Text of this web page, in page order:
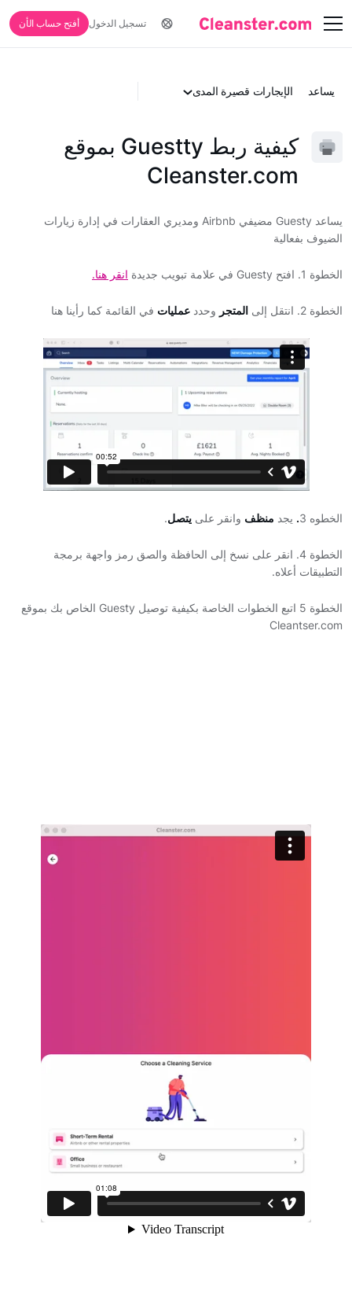
تسجيل الدخول أفتح حساب الأن
يساعد الإيجارات قصيرة المدى
كيفية ربط Guestty بموقع
Cleanster.com
يساعد Guesty مضيفي Airbnb ومديري العقارات في إدارة زيارات
الضيوف بفعالية
الخطوة 1. افتح Guesty في علامة تبويب جديدة انقر هنا.
الخطوة 2. انتقل إلى المتجر وحدد عمليات في القائمة كما رأينا هنا
الخطوه 3 . يجد منظف وانقر على يتصل.
الخطوة 4. انقر على نسخ إلى الحافظة والصق رمز واجهة برمجة
التطبيقات أعلاه.
الخطوة 5 اتبع الخطوات الخاصة بكيفية توصيل Guesty الخاص بك بموقع
Cleantser.com